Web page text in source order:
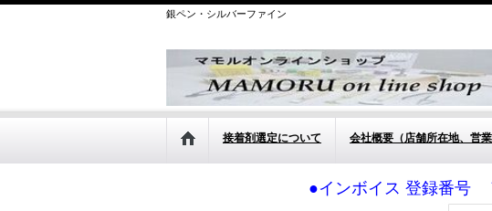
銀ペン・シルバーファイン
接着剤選定について 会社概要（店舗所在地、営業
●インボイス 登録番号